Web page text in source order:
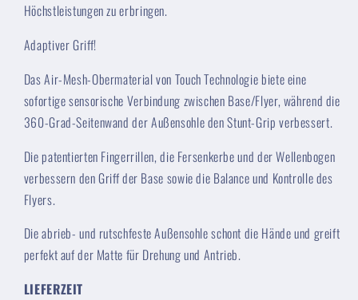
Höchstleistungen zu erbringen.
Adaptiver Griff!
Das Air-Mesh-Obermaterial von Touch Technologie biete eine
sofortige sensorische Verbindung zwischen Base/Flyer, während die
360-Grad-Seitenwand der Außensohle den Stunt-Grip verbessert.
Die patentierten Fingerrillen, die Fersenkerbe und der Wellenbogen
verbessern den Griff der Base sowie die Balance und Kontrolle des
Flyers.
Die abrieb- und rutschfeste Außensohle schont die Hände und greift
perfekt auf der Matte für Drehung und Antrieb.
LIEFERZEIT